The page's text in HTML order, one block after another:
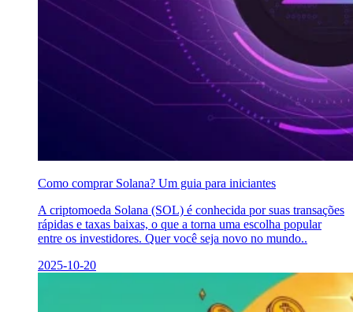
Como comprar Solana? Um guia para iniciantes
A criptomoeda Solana (SOL) é conhecida por suas transações
rápidas e taxas baixas, o que a torna uma escolha popular
entre os investidores. Quer você seja novo no mundo..
2025-10-20